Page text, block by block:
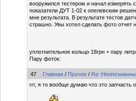
вооружился тестером и начал измерять
показатели ДУТ 1-02 к опелевским
мне результата. В результате тестов
страшно. Увы хотел сделать фото
уплотнительное кольцо 18грн + пару
Пару фоток:
47 Главная / Прочее / Re:
ггг, я то вообще думаю что это запчасть